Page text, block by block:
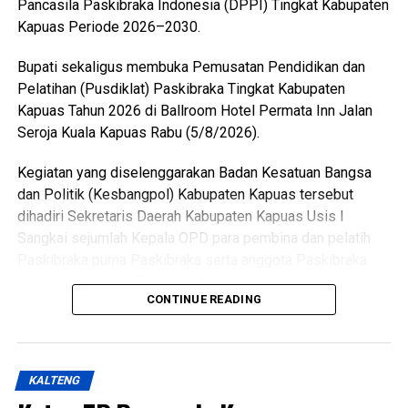
Ia menyebutkan ada sebanyak 47 anggota kontingen yang
diberangkatkan menuju Bumi Perkemahan dan Graha
Wisata (Buperta) Cibubur Jakarta, untuk mengikuti agenda
Jamnas pada 13–23 Agustus 2026.
“Mereka akan bergabung dengan Pramuka Penggalang se-
Indonesia menurut informasi juga hadir Pramuka se-Asia
Tenggara. Ini merupakan hal positif bagi perkembangan
anak-anak terutama duta Pramuka Kabupaten Kapuas,”
ujarnya. (Ujg/SB)
Messenger
Pancasila Paskibraka Indonesia (DPPI) Tingkat Kabupaten
Kapuas Periode 2026–2030.
Bupati sekaligus membuka Pemusatan Pendidikan dan
Pelatihan (Pusdiklat) Paskibraka Tingkat Kabupaten
Kapuas Tahun 2026 di Ballroom Hotel Permata Inn Jalan
Seroja Kuala Kapuas Rabu (5/8/2026).
Kegiatan yang diselenggarakan Badan Kesatuan Bangsa
dan Politik (Kesbangpol) Kabupaten Kapuas tersebut
dihadiri Sekretaris Daerah Kabupaten Kapuas Usis I
Sangkai sejumlah Kepala OPD para pembina dan pelatih
Kabupaten Kapuas Tahun 2026.
Kabupaten Kapuas berkomitmen mewujudkan
sumber daya manusia sebagai bagian dari visi daerah,
CONTINUE READING
KALTENG